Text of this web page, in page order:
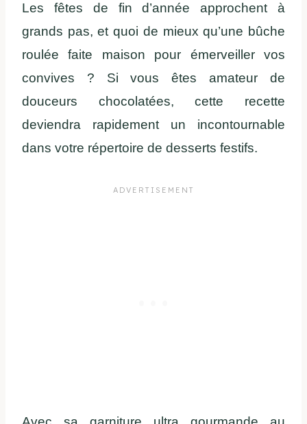
Les fêtes de fin d’année approchent à
grands pas, et quoi de mieux qu’une bûche
roulée faite maison pour émerveiller vos
convives ? Si vous êtes amateur de
douceurs chocolatées, cette recette
deviendra rapidement un incontournable
dans votre répertoire de desserts festifs.